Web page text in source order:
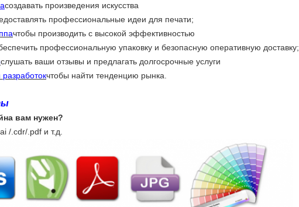
создавать произведения искусства
профессиональные идеи для печати;
чтобы производить с высокой эффективностью
профессиональную упаковку и безопасную оперативную доставку;
слушать ваши отзывы и предлагать долгосрочные услуги
чтобы найти тенденцию рынка.
вам нужен?
/.cdr/.pdf и т.д.